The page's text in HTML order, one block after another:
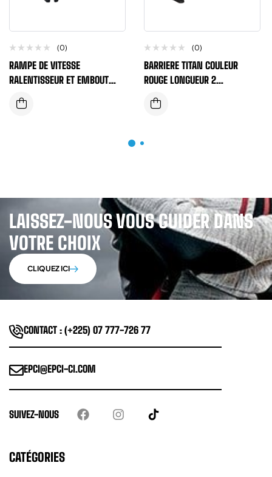
(0)
RAMPE DE VITESSE
RALENTISSEUR ET EMBOUT
NOIR RALENTISSEUR
JAUNE/NOIR 5CM 16KM/H
(0)
BARRIERE TITAN COULEUR
ROUGE LONGUEUR 2
M/HAUTEUR 1 M + STICKER
REFLECTIVE
LAISSEZ-NOUS VOUS GUIDER DANS
VOTRE CHOIX
CLIQUEZ ICI
CONTACT : (+225) 07 777-726 77
EPCI@EPCI-CI.COM
SUIVEZ-NOUS
CATÉGORIES